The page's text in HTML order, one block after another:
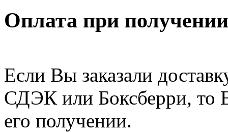
Оплата при
Если Вы заказали
СДЭК или Боксберри, то
его получении.